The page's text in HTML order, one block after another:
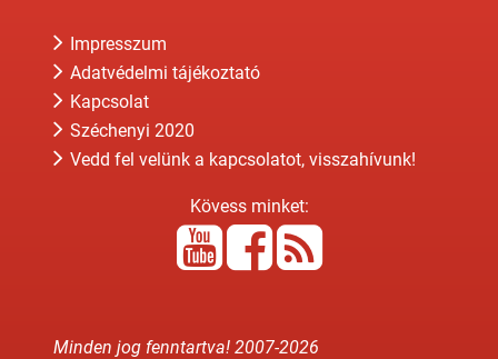
Impresszum
Adatvédelmi tájékoztató
Kapcsolat
Széchenyi 2020
Vedd fel velünk a kapcsolatot, visszahívunk!
Kövess minket:
Minden jog fenntartva! 2007-2026